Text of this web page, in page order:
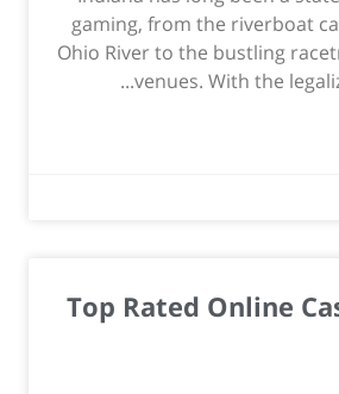
gaming, from the riverboat
Ohio River to the bustling
venues. With the
Top Rated Online